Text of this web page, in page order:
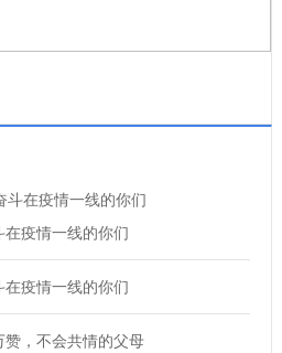
疫情一线的你们
疫情一线的你们
，不会共情的父母